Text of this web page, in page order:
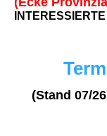
(Stand 07/